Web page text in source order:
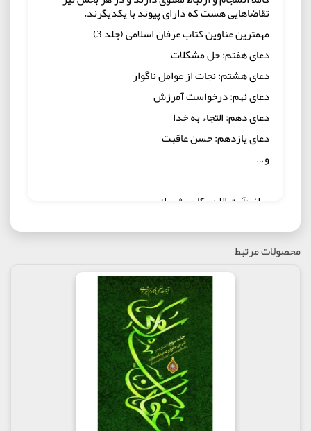
تقاضاهایی هست که دارای پیوند با یکدیگرند.
مهمترین عناوین کتاب عرفان اسلامی (جلد 3)
دعای هفتم: حل مشکلات
دعای هشتم: نجات از عوامل ناگوار
دعای نهم: درخواست آمرزش
دعای دهم: التجاء به خدا
دعای یازدهم: حسن عاقبت
و…
مولف:آیت الله مکارم شیرازی
محصولات مرتبط